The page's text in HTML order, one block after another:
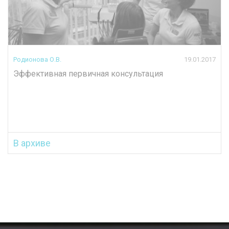
Родионова О.В. 19.01.2017
Эффективная первичная консультация
В архиве